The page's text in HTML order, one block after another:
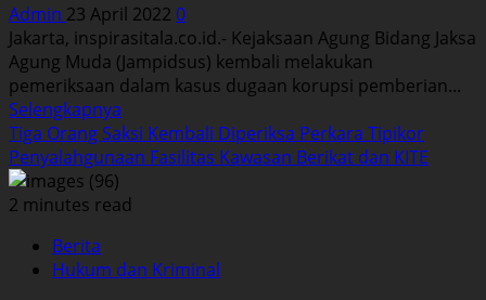
Digeladah.
Ini
Hasilnya
Admin 23 April 2022 0
Jakarta, inspirasitala.co.id.- Kejaksaan Agung Bidang Jaksa
Agung Muda (Jampidsus) kembali melakukan
pemeriksaan dalam kasus dugaan korupsi pemberian...
Selengkapnya
more
about
Pidsus
Perkara
Tiga Orang Saksi Kembali Diperiksa Perkara Tipikor
Penyalahgunaan Fasilitas Kawasan Berikat dan KITE
2 minutes read
Berita
Hukum dan Kriminal